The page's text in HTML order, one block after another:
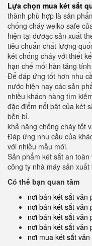
Lựa chọn mua két sắt
thành phù hợp là sản
chống cháy welko safe
hiện tại đươạc sản xuất
tiêu chuẩn chất lượng
két chống cháy với thiết
hạn chế mối hàn tăng
Để đáp ứng tốt hơn nhu
nước hiện nay các sản
nhiều khách hàng tìm
đặc điểm nổi bật của két
bền bỉ.
khả năng chống cháy tốt
Đáp ứng nhu cầu của
với nhiều mẫu mới.
Sản phẩm két sắt an
công ty nhà máy sản xuất
Có thể bạn quan tâm
nơi bán két sắt văn
nơi bán két sắt văn
nơi bán két sắt văn
nơi bán két sắt văn
nơi mua két sắt